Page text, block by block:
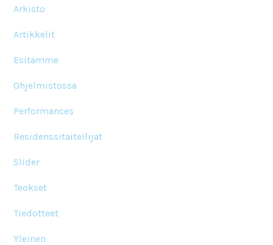
Arkisto
Artikkelit
Esitämme
Ohjelmistossa
Performances
Residenssitaiteilijat
Slider
Teokset
Tiedotteet
Yleinen